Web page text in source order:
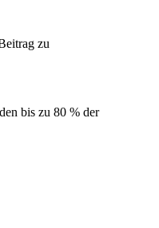
zu
bis zu 80 % der